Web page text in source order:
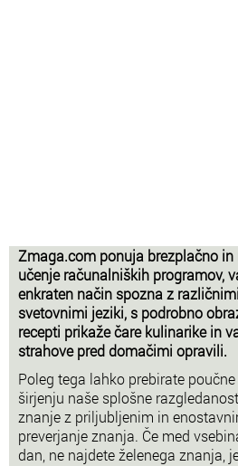
Zmaga.com ponuja brezplačno
učenje računalniških programov,
enkraten način spozna z različnimi
svetovnimi jeziki, s podrobno
recepti prikaže čare kulinarike in
strahove pred domačimi opravili.
Poleg tega lahko prebirate
širjenju naše splošne
znanje z priljubljenim in
preverjanje znanja. Če med
dan, ne najdete želenega znanja,